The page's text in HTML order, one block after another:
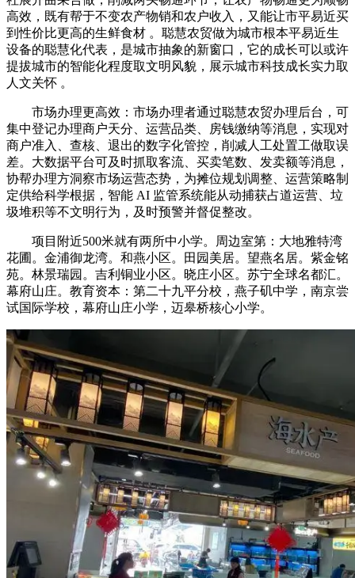
高效，既有帮于不变农产物销和农户收入，又能让市平易近买
到性价比更高的生鲜食材 。聪慧农贸做为城市根本平易近生
设备的聪慧化代表，是城市抽象的新窗口，它的成长可以或许
提拔城市的智能化程度取文明风貌，展示城市科技成长实力取
人文关怀 。
市场办理更高效：市场办理者通过聪慧农贸办理后台，可
集中登记办理商户天分、运营品类、房钱缴纳等消息，实现对
商户准入、查核、退出的数字化管控，削减人工处置工做取误
差。大数据平台可及时抓取客流、买卖笔数、发卖额等消息，
协帮办理方洞察市场运营态势，为摊位规划调整、运营策略制
定供给科学根据，智能 AI 监管系统能从动捕获占道运营、垃
圾堆积等不文明行为，及时预警并督促整改。
项目附近500米就有两所中小学。周边室第：大地雅特湾
花圃。金浦御龙湾。和燕小区。田园美居。望燕名居。紫金铭
苑。林景瑞园。吉利铜业小区。晓庄小区。苏宁全球名都汇。
幕府山庄。教育资本：第二十九平分校，燕子矶中学，南京尝
试国际学校，幕府山庄小学，迈皋桥核心小学。